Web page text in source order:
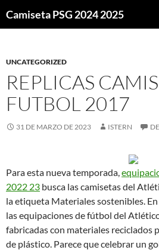
Camiseta PSG 2024 2025
UNCATEGORIZED
REPLICAS
FUTBOL 2017
31 DE MARZO DE 2023 ISTERN
Para esta nueva temporada,
2022 23 busca las camisetas del
la etiqueta Materiales sostenibles.
las equipaciones de fútbol del
fabricadas con materiales reciclados
de plástico. Parece que celebrar un